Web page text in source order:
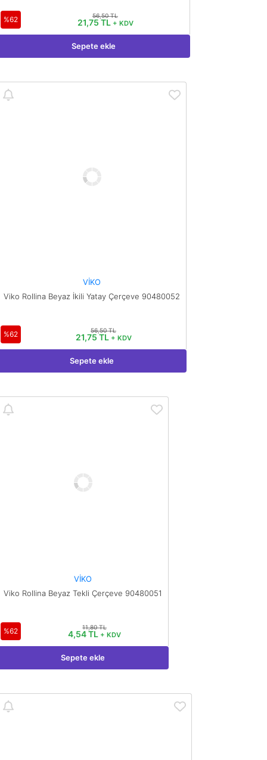
%62 56,50 TL
21,75 TL + KDV
Sepete ekle
VİKO
Viko Rollina Beyaz İkili Yatay Çerçeve 90480052
%62 56,50 TL
21,75 TL + KDV
Sepete ekle
VİKO
Viko Rollina Beyaz Tekli Çerçeve 90480051
%62 11,80 TL
4,54 TL + KDV
Sepete ekle